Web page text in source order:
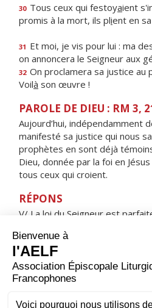
30 Tous ceux qui festoyaient
promis à la mort, ils plient en
31 Et moi, je vis pour lui : ma
on annoncera le Seigneur aux
32 On proclamera sa justice au
Voilà son œuvre !
PAROLE DE DIEU : RM 3,
Aujourd’hui, indépendamment
manifesté sa justice qui nous
prophètes en sont déjà
Dieu, donnée par la foi en
tous ceux qui croient.
RÉPONS
V/ La loi du Seigneur est
ORAISON
Nous te prions, Seigneur Jésus
élevé sur la croix pour le rachat
toujours la lumière qui nous